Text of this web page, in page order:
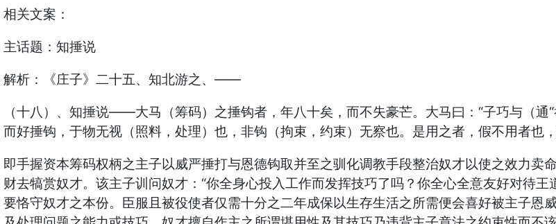
相关文案：
主话题：知捶说
解析：《庄子》二十五、知北游之、——
（十八）、知捶说——大马（筹码）之捶钩者，年八十矣，而不失豪芒。大马曰：“子巧与（通
而好捶钩，于物无视（照料，处理）也，非钩（拘束，约束）无察也。是用之者，假不用者也
即手握资本筹码权柄之主子以威严捶打与恩德钩取并至之驯化调教手段整治奴才以使之效力
财去犒赏奴才。该主子训问奴才：“你全身心投入工作而发挥技巧了吗？你全心全意友好对待
要恪守奴才之本份。臣服且被役使者仅需十分之二年成保以生存生活之所需便会喜好被主子恩